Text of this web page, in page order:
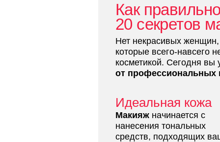
Как
20 секретов
Нет некрасивых
которые всего-навсего
косметикой. Сегодня вы
от профессиональных
Идеальная кожа
Макияж начинается с
нанесения тональных
средств, подходящих